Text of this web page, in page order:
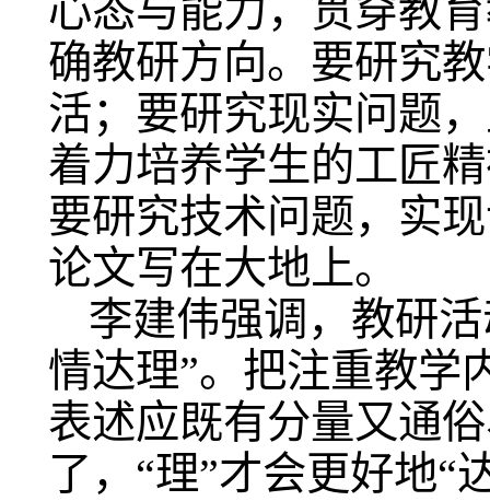
心态与能力，贯穿教
确教研方向。要研究
活；要研究现实问题
着力培养学生的工匠
要研究技术问题，实
论文写在大地上。
李建伟强调，教研
情达理”。把注重教学
表述应既有分量又通
了，“理”才会更好地“